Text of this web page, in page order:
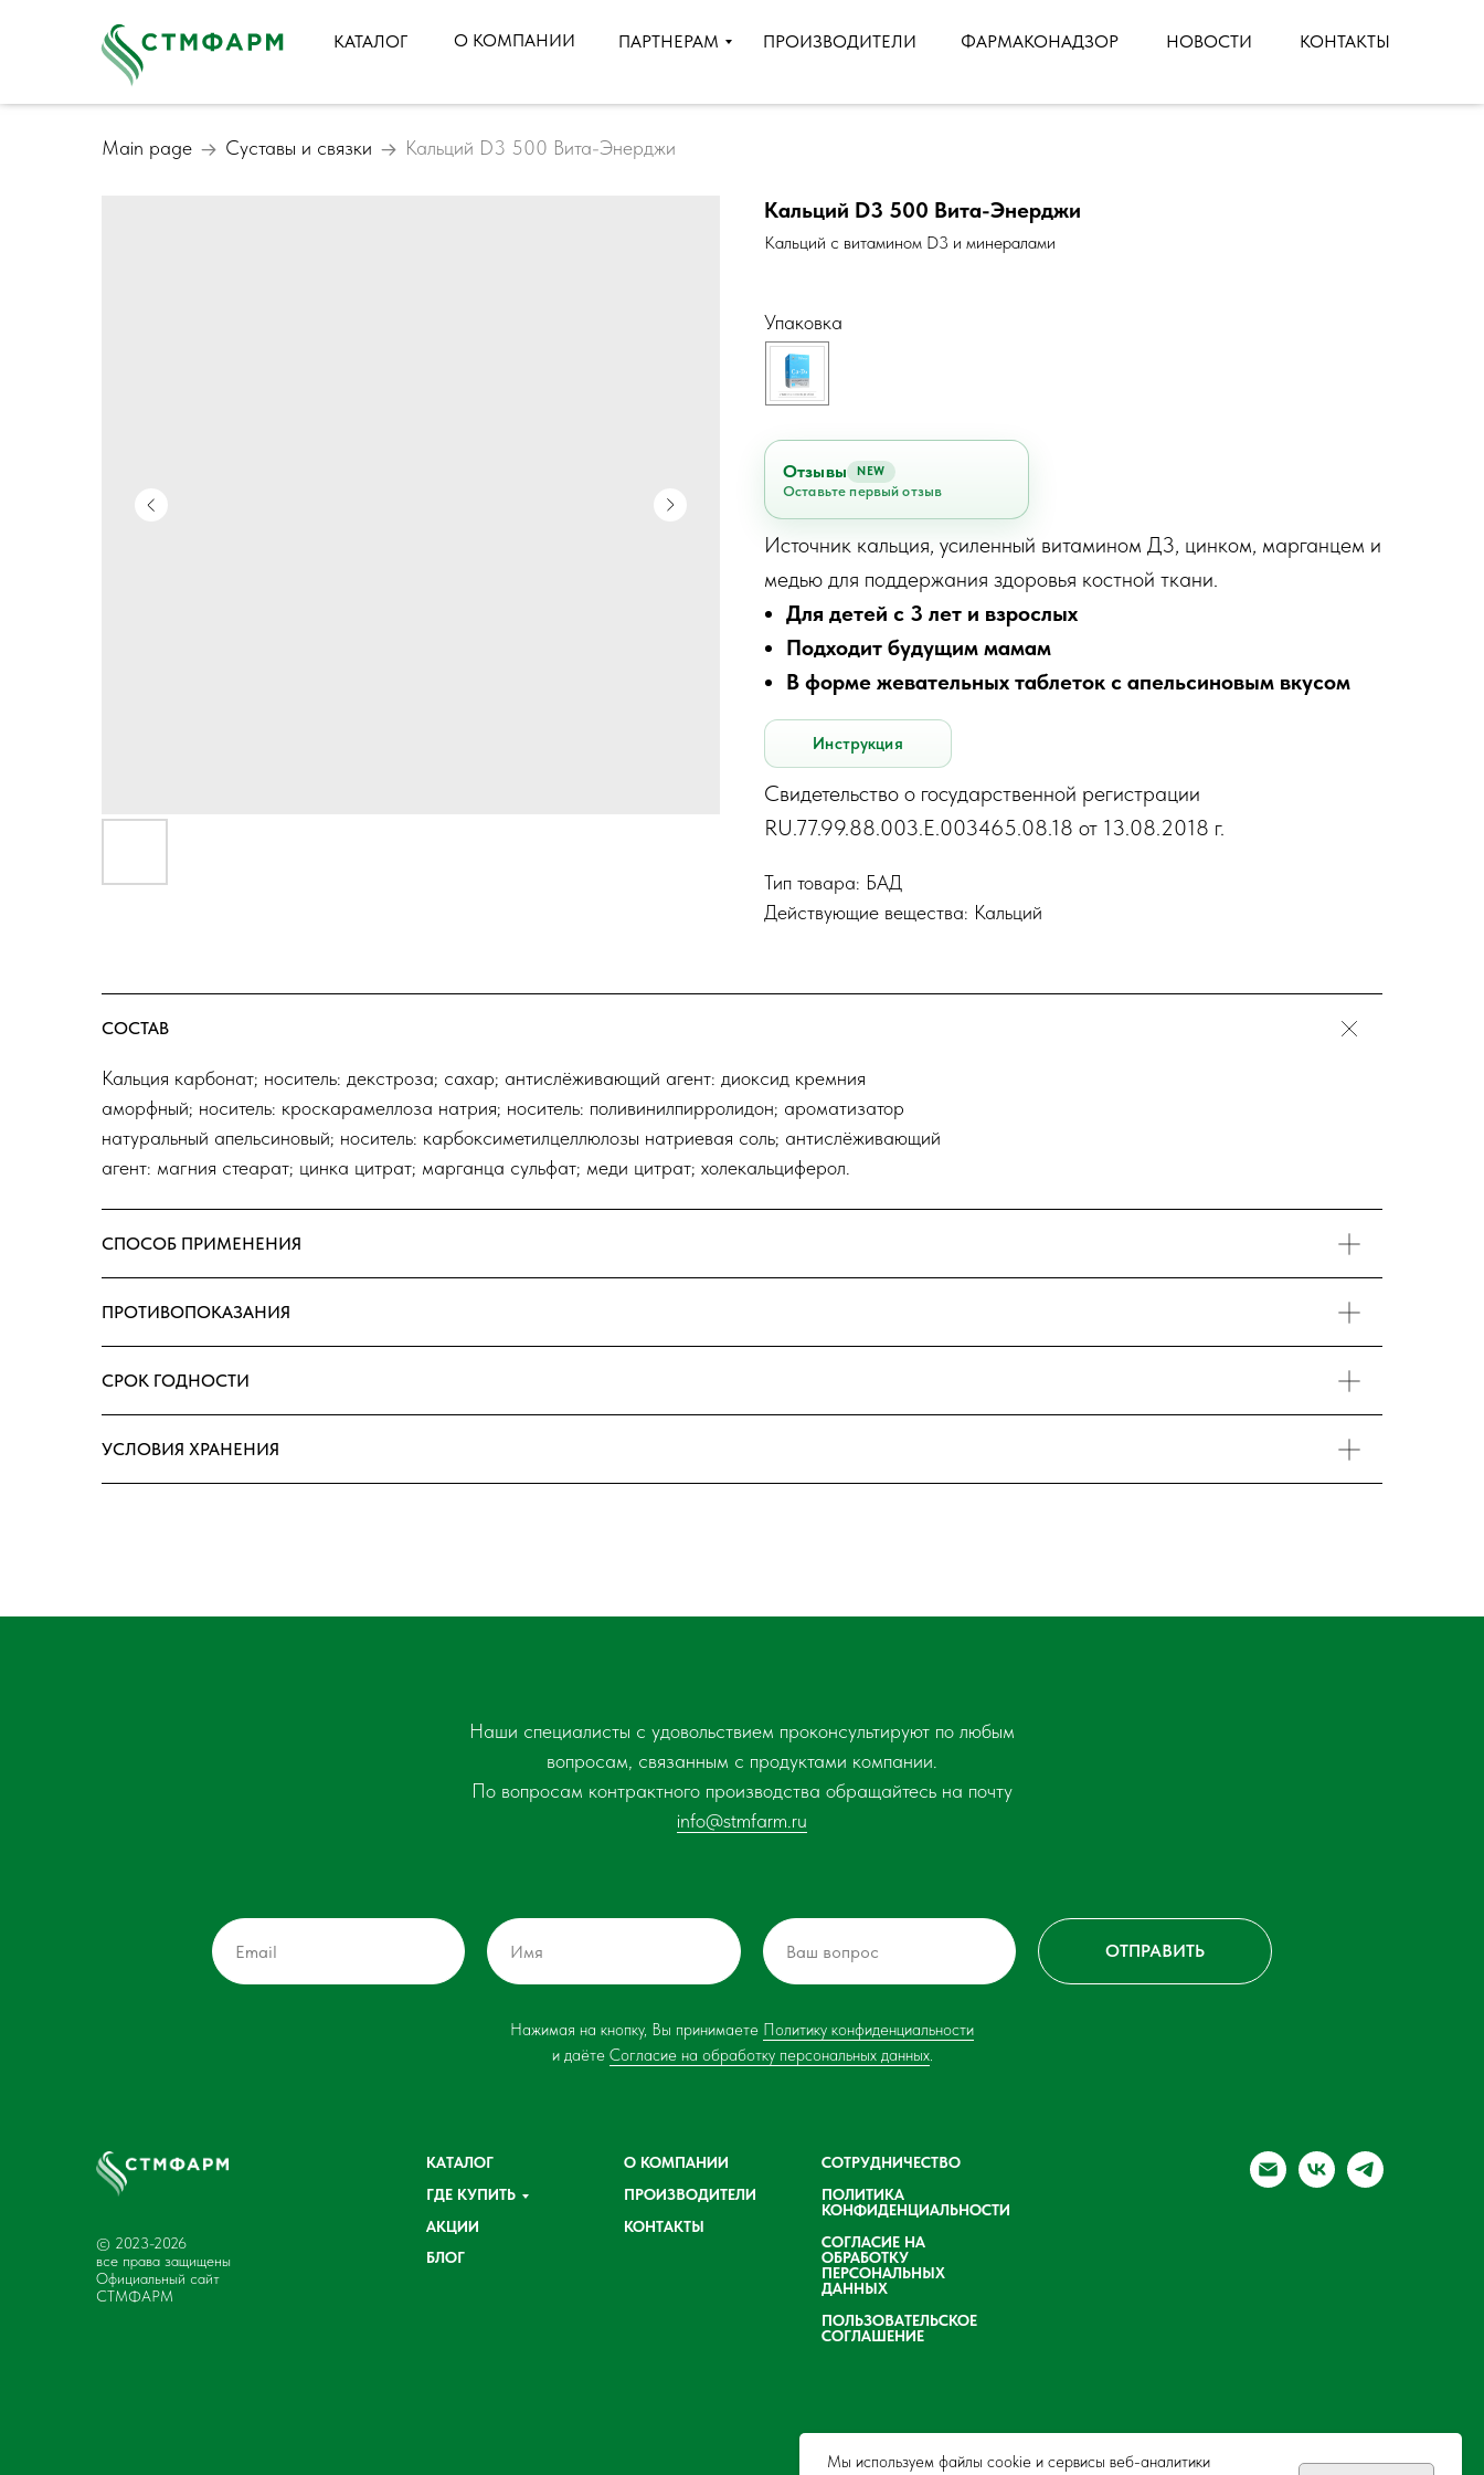
ПРОИЗВОДИТЕЛИ
ПАРТНЕРАМ КОНТАКТЫ
НОВОСТИ
КАТАЛОГ О КОМПАНИИ ФАРМАКОНАДЗОР
Мы используем файлы cookie и сервисы веб-аналитики
Main page Суставы и связки Кальций D3 500 Вита-Энерджи
Кальций D3 500 Вита-Энерджи
Кальций с витамином D3 и минералами
Упаковка
Отзывы NEW
Оставьте первый отзыв
Источник кальция, усиленный витамином Д3, цинком, марганцем и
медью для поддержания здоровья костной ткани.
Для детей с 3 лет и взрослых
Подходит будущим мамам
В форме жевательных таблеток с апельсиновым вкусом
Инструкция
Свидетельство о государственной регистрации
RU.77.99.88.003.Е.003465.08.18 от 13.08.2018 г.
Тип товара: БАД
Действующие вещества: Кальций
СОСТАВ
Кальция карбонат; носитель: декстроза; сахар; антислёживающий агент: диоксид кремния
аморфный; носитель: кроскарамеллоза натрия; носитель: поливинилпирролидон; ароматизатор
натуральный апельсиновый; носитель: карбоксиметилцеллюлозы натриевая соль; антислёживающий
агент: магния стеарат; цинка цитрат; марганца сульфат; меди цитрат; холекальциферол.
СПОСОБ ПРИМЕНЕНИЯ
ПРОТИВОПОКАЗАНИЯ
СРОК ГОДНОСТИ
УСЛОВИЯ ХРАНЕНИЯ
Наши специалисты с удовольствием проконсультируют по любым
вопросам, связанным с продуктами компании.
По вопросам контрактного производства обращайтесь на почту
info@stmfarm.ru
ОТПРАВИТЬ
Нажимая на кнопку, Вы принимаете Политику конфиденциальности
и даёте Согласие на обработку персональных данных.
© 2023-2026
все права защищены
Официальный сайт
СТМФАРМ
КАТАЛОГ
ГДЕ КУПИТЬ
АКЦИИ
БЛОГ
О КОМПАНИИ
ПРОИЗВОДИТЕЛИ
КОНТАКТЫ
СОТРУДНИЧЕСТВО
ПОЛИТИКА
КОНФИДЕНЦИАЛЬНОСТИ
СОГЛАСИЕ НА
ОБРАБОТКУ
ПЕРСОНАЛЬНЫХ
ДАННЫХ
ПОЛЬЗОВАТЕЛЬСКОЕ
СОГЛАШЕНИЕ